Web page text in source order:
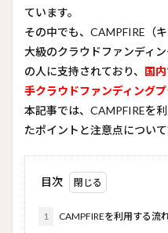
ています。
その中でも、CAMPFIRE（
大級のクラウドファンディ
の人に支持されており、 国
手クラウドファンディング
本記事では、CAMPFIREを
たポイントと注意点について
目次
1 CAMPFIREを利用する流